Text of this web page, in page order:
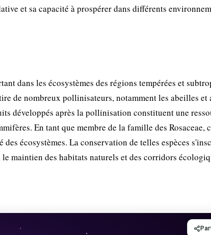
et sa capacité à prospérer dans différents
dans les écosystèmes des régions tempérées et
de nombreux pollinisateurs, notamment les abeilles et
développés après la pollinisation constituent une
En tant que membre de la famille des Rosaceae,
écosystèmes. La conservation de telles espèces
maintien des habitats naturels et des corridors